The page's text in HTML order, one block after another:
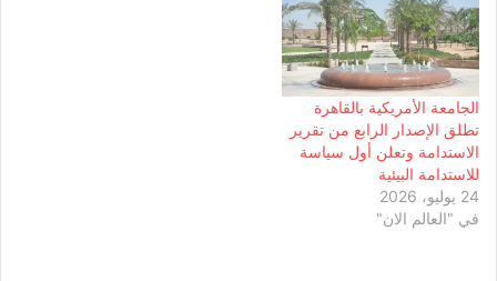
الجامعة الأمريكية بالقاهرة
تطلق الإصدار الرابع من تقرير
الاستدامة وتعلن أول سياسة
للاستدامة البيئية
24 يوليو، 2026
في "العالم الان"